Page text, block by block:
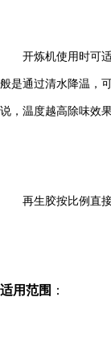
开炼机使用时可
般是通过清水降温，
说，温度越高除味效果
再生胶按比例直
适用范围 ：